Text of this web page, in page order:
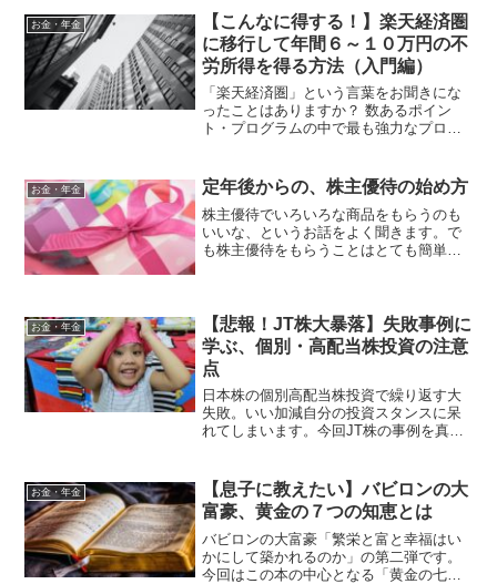
っかり持てば、リスクを回避して心穏や
かに定年後を送れます。
お金・年金
【こんなに得する！】楽天経済圏
に移行して年間６～１０万円の不
労所得を得る方法（入門編）
「楽天経済圏」という言葉をお聞きにな
ったことはありますか？ 数あるポイン
ト・プログラムの中で最も強力なプログ
がないようであれば、ぜひ一度ご検討し
てみてはいかがでしょうか。
お金・年金 定年後からの、株主優待の始め方
株主優待でいろいろな商品をもらうのも
いいな、というお話をよく聞きます。で
も株主優待をもらうことはとても簡単な
だけ優待生活を味わってみませんか？
お金・年金
【悲報！JT株大暴落】失敗事例に
学ぶ、個別・高配当株投資の注意
点
日本株の個別高配当株投資で繰り返す大
失敗。いい加減自分の投資スタンスに呆
れてしまいます。今回JT株の事例を真摯
書いてみたいと思います。もし皆様のご
参考になれば幸いです。
お金・年金
【息子に教えたい】バビロンの大
富豪、黄金の７つの知恵とは
バビロンの大富豪「繁栄と富と幸福はい
かにして築かれるのか」の第二弾です。
今回はこの本の中心となる「黄金の七つ